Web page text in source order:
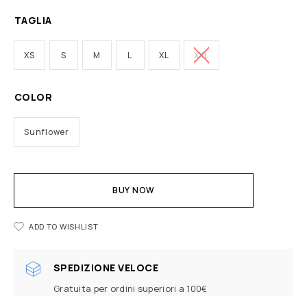
TAGLIA
XS S M L XL XXL
COLOR
Sunflower
BUY NOW
ADD TO WISHLIST
SPEDIZIONE VELOCE
Gratuita per ordini superiori a 100€